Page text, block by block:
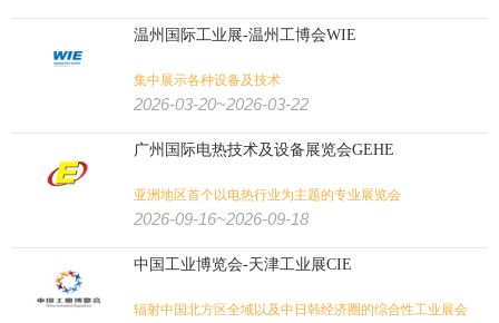
温州国际工业展-温州工博会WIE
集中展示各种设备及技术
2026-03-20~2026-03-22
广州国际电热技术及设备展览会GEHE
亚洲地区首个以电热行业为主题的专业展览会
2026-09-16~2026-09-18
中国工业博览会-天津工业展CIE
辐射中国北方区全域以及中日韩经济圈的综合性工业展会